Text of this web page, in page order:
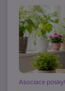
Asociace